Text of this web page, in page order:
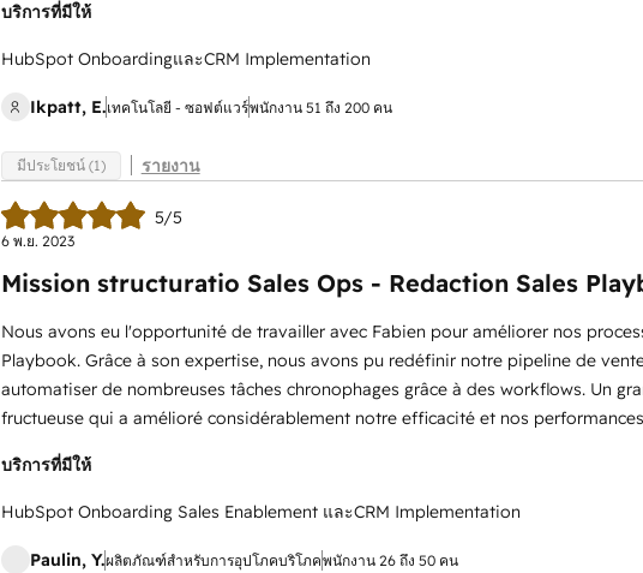
บริการที่มีให้
HubSpot OnboardingและCRM Implementation
Ikpatt, E.เทคโนโลยี - ซอฟต์แวร์พนักงาน 51 ถึง 200 คน
มีประโยชน์ (1) รายงาน
5/5
6 พ.ย. 2023
Mission structuratio Sales Ops - Redaction Sales
Nous avons eu l'opportunité de travailler avec Fabien pour améliorer nos
Playbook. Grâce à son expertise, nous avons pu redéfinir notre pipeline de
automatiser de nombreuses tâches chronophages grâce à des workflows. Un
fructueuse qui a amélioré considérablement notre efficacité et nos performances
บริการที่มีให้
HubSpot Onboarding Sales Enablement และCRM Implementation
Paulin, Y.ผลิตภัณฑ์สำหรับการอุปโภคบริโภคพนักงาน 26 ถึง 50 คน